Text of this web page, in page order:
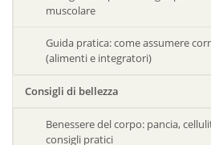
muscolare
Guida pratica: come assumere
(alimenti e integratori)
Consigli di bellezza
Benessere del corpo: pancia,
consigli pratici